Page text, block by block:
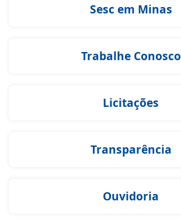
Sesc em Minas
Trabalhe Conosco
Licitações
Transparência
Ouvidoria